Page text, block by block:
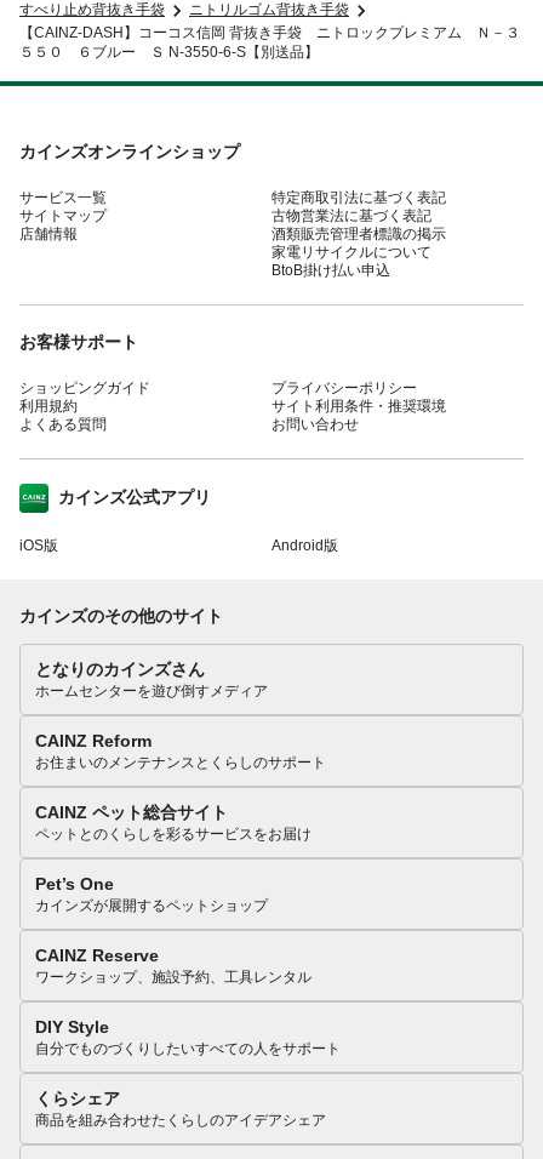
すべり止め背抜き手袋
ニトリルゴム背抜き手袋
【CAINZ-DASH】コーコス信岡 背抜き手袋 ニトロックプレミアム Ｎ－３
５５０ ６ブルー Ｓ N-3550-6-S【別送品】
カインズオンラインショップ
サービス一覧
サイトマップ
店舗情報
特定商取引法に基づく表記
古物営業法に基づく表記
酒類販売管理者標識の掲示
家電リサイクルについて
BtoB掛け払い申込
お客様サポート
ショッピングガイド
利用規約
よくある質問
プライバシーポリシー
サイト利用条件・推奨環境
お問い合わせ
カインズ公式アプリ
iOS版 Android版
カインズのその他のサイト
となりのカインズさん
ホームセンターを遊び倒すメディア
CAINZ Reform
お住まいのメンテナンスとくらしのサポート
CAINZ ペット総合サイト
ペットとのくらしを彩るサービスをお届け
Pet’s One
カインズが展開するペットショップ
CAINZ Reserve
ワークショップ、施設予約、工具レンタル
DIY Style
自分でものづくりしたいすべての人をサポート
くらシェア
商品を組み合わせたくらしのアイデアシェア